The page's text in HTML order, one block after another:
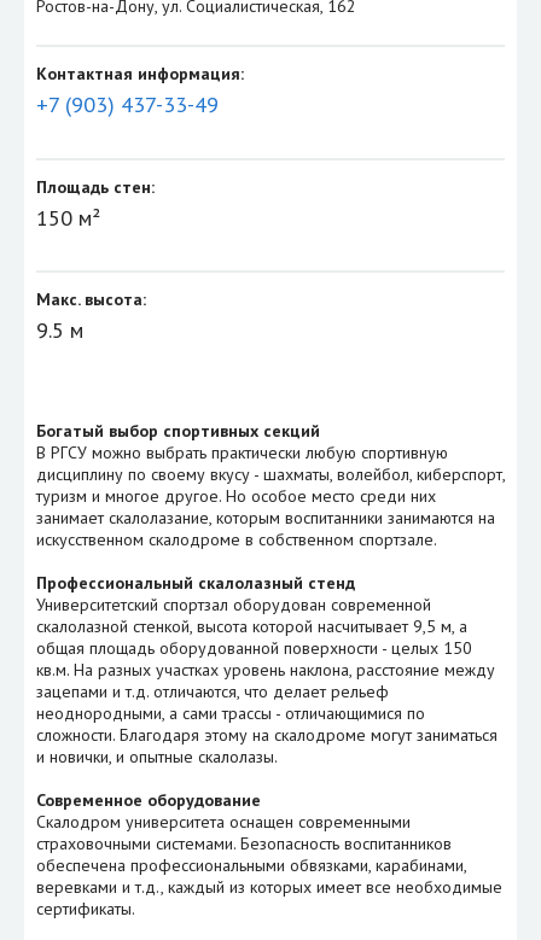
Ростов-на-Дону, ул. Социалистическая, 162
Контактная информация:
+7 (903) 437-33-49
Площадь стен:
150 м²
Макс. высота:
9.5 м
Богатый выбор спортивных секций
В РГСУ можно выбрать практически любую спортивную
дисциплину по своему вкусу - шахматы, волейбол, киберспорт,
туризм и многое другое. Но особое место среди них
занимает скалолазание, которым воспитанники занимаются на
искусственном скалодроме в собственном спортзале.
Профессиональный скалолазный стенд
Университетский спортзал оборудован современной
скалолазной стенкой, высота которой насчитывает 9,5 м, а
общая площадь оборудованной поверхности - целых 150
кв.м. На разных участках уровень наклона, расстояние между
зацепами и т.д. отличаются, что делает рельеф
неоднородными, а сами трассы - отличающимися по
сложности. Благодаря этому на скалодроме могут заниматься
и новички, и опытные скалолазы.
Современное оборудование
Скалодром университета оснащен современными
страховочными системами. Безопасность воспитанников
обеспечена профессиональными обвязками, карабинами,
веревками и т.д., каждый из которых имеет все необходимые
сертификаты.